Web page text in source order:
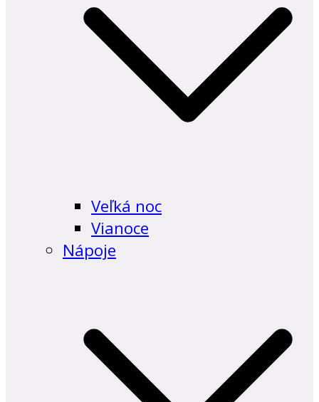
Veľká noc
Vianoce
Nápoje